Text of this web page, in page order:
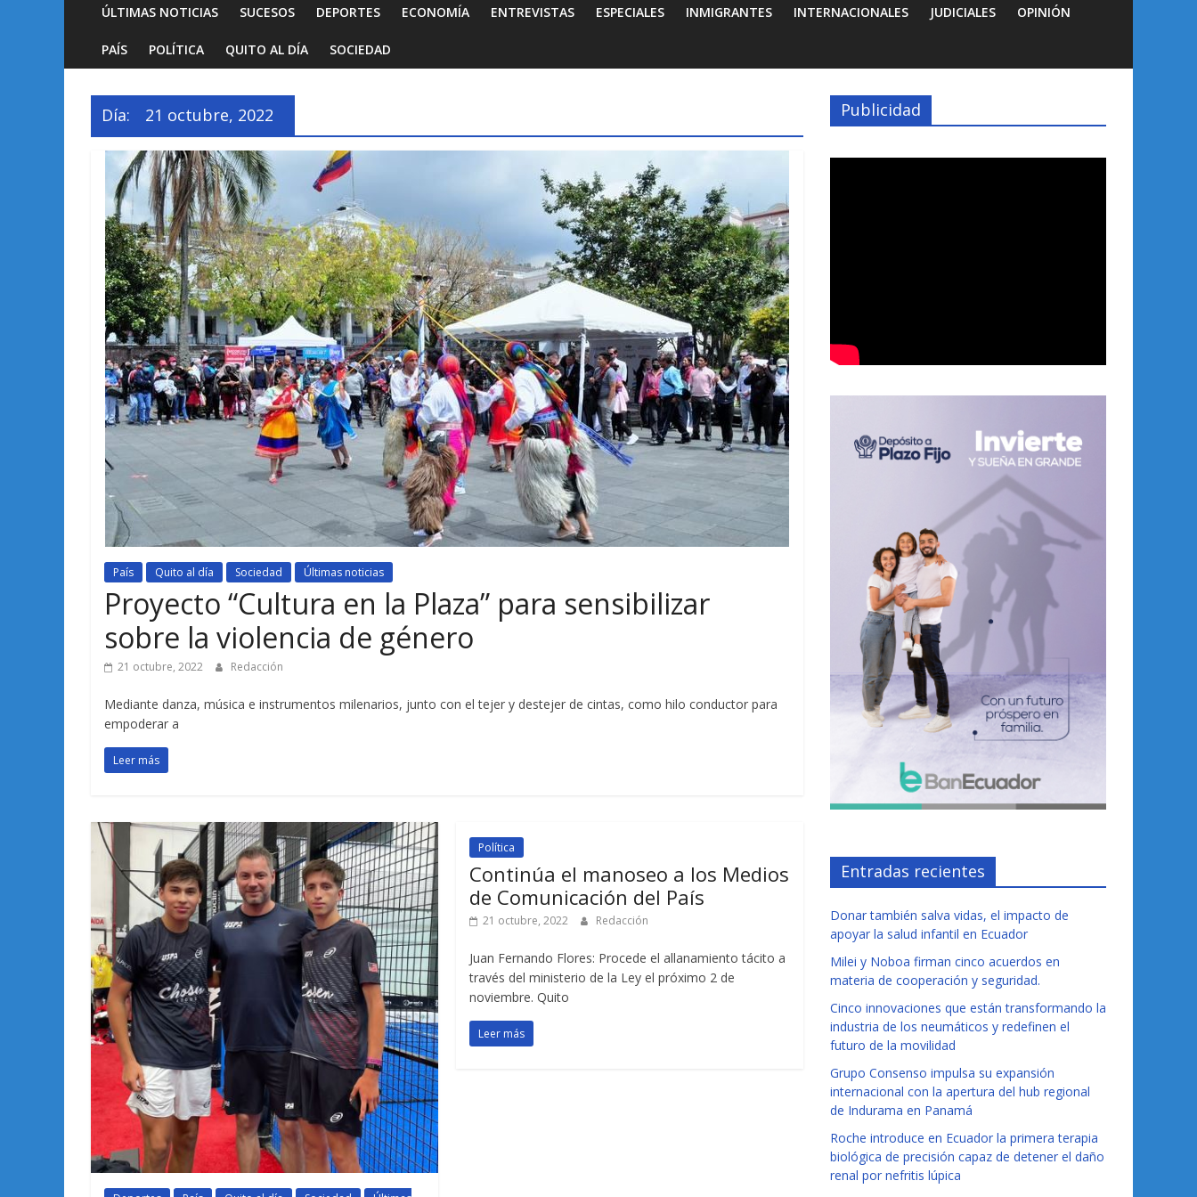
ÚLTIMAS NOTICIAS SUCESOS DEPORTES ECONOMÍA ENTREVISTAS ESPECIALES INMIGRANTES INTERNACIONALES JUDICIALES OPINIÓN
PAÍS POLÍTICA QUITO AL DÍA SOCIEDAD
Día: 21 octubre, 2022
País Quito al día Sociedad Últimas noticias
Proyecto “Cultura en la Plaza” para sensibilizar
sobre la violencia de género
21 octubre, 2022 Redacción
Mediante danza, música e instrumentos milenarios, junto con el tejer y destejer de cintas, como hilo conductor para
empoderar a
Leer más
Política
Continúa el manoseo a los Medios
de Comunicación del País
21 octubre, 2022 Redacción
Juan Fernando Flores: Procede el allanamiento tácito a
través del ministerio de la Ley el próximo 2 de
noviembre. Quito
Leer más
Publicidad
Entradas recientes
Donar también salva vidas, el impacto de
apoyar la salud infantil en Ecuador
Milei y Noboa firman cinco acuerdos en
materia de cooperación y seguridad.
Cinco innovaciones que están transformando la
industria de los neumáticos y redefinen el
futuro de la movilidad
Grupo Consenso impulsa su expansión
internacional con la apertura del hub regional
de Indurama en Panamá
Roche introduce en Ecuador la primera terapia
biológica de precisión capaz de detener el daño
renal por nefritis lúpica